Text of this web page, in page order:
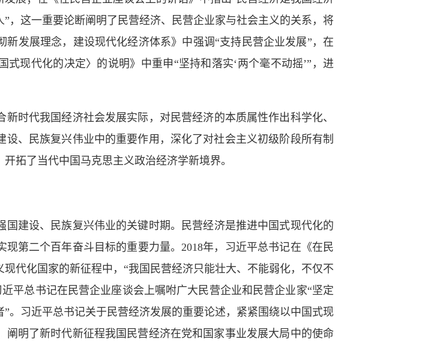
，这一重要论断阐明了民营经济、民营企业家与社会主义的关系，将
发展理念，建设现代化经济体系》中强调“支持民营企业发展”，在
式现代化的决定〉的说明》中重申“坚持和落实‘两个毫不动摇’”，进
时代我国经济社会发展实际，对民营经济的本质属性作出科学化、
、民族复兴伟业中的重要作用，深化了对社会主义初级阶段所有制
拓了当代中国马克思主义政治经济学新境界。
建设、民族复兴伟业的关键时期。民营经济是推进中国式现代化的
第二个百年奋斗目标的重要力量。2018年，习近平总书记在《在民
代化国家的新征程中，“我国民营经济只能壮大、不能弱化，不仅不
平总书记在民营企业座谈会上嘱咐广大民营企业和民营企业家“坚定
。习近平总书记关于民营经济发展的重要论述，紧紧围绕以中国式现
明了新时代新征程我国民营经济在党和国家事业发展大局中的使命